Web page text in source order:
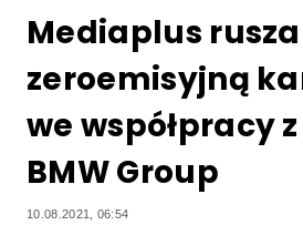
Mediaplus rusza
zeroemisyjną
we współpracy
BMW Group
10.08.2021, 06:54